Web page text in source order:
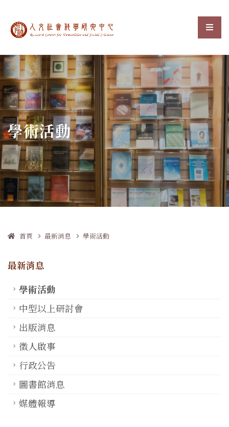
中央研究院人文社會科選
:::
學術活動
首頁 最新消息 學術活動
最新消息
學術活動
中型以上研討會
出版消息
徵人啟事
行政公告
圖書館消息
媒體報導